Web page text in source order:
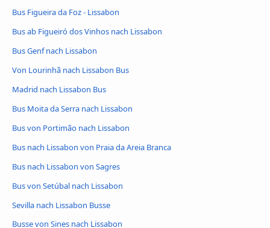
Bus Figueira da Foz - Lissabon
Bus ab Figueiró dos Vinhos nach Lissabon
Bus Genf nach Lissabon
Von Lourinhã nach Lissabon Bus
Madrid nach Lissabon Bus
Bus Moita da Serra nach Lissabon
Bus von Portimão nach Lissabon
Bus nach Lissabon von Praia da Areia Branca
Bus nach Lissabon von Sagres
Bus von Setúbal nach Lissabon
Sevilla nach Lissabon Busse
Busse von Sines nach Lissabon